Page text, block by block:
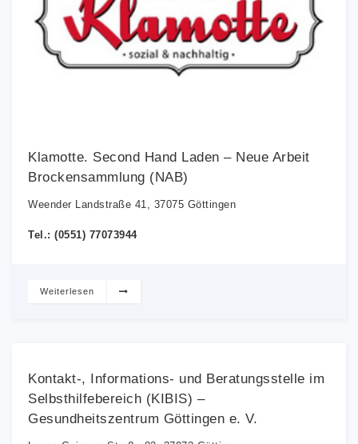
Klamotte. Second Hand Laden – Neue Arbeit
Brockensammlung (NAB)
Weender Landstraße 41, 37075 Göttingen
Tel.: (0551) 77073944
Weiterlesen
Kontakt-, Informations- und Beratungsstelle im
Selbsthilfebereich (KIBIS) –
Gesundheitszentrum Göttingen e. V.